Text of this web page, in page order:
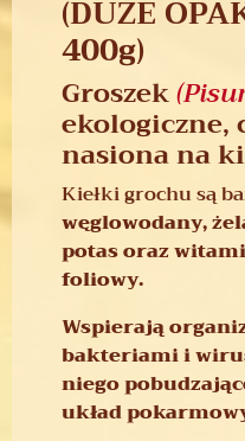
(DUŻE
400g)
Groszek
nasiona na
Kiełki grochu są
węglowodany,
potas oraz
foliowy.
Wspierają
bakteriami i
niego
układ